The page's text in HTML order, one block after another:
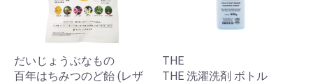
だいじょうぶなもの
百年はちみつのど飴 (レザ
THE
THE 洗濯洗剤 ボトル